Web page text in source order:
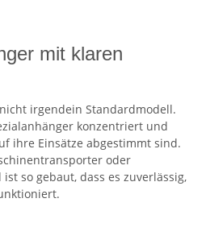
mit klaren
irgendein Standardmodell.
konzentriert und
ihre Einsätze abgestimmt sind.
oder
so gebaut, dass es zuverlässig,